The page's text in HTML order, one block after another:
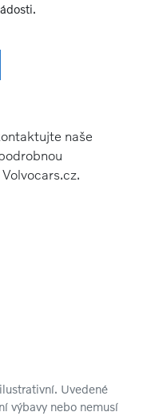
naše
Uvedené
výbavy nebo nemusí